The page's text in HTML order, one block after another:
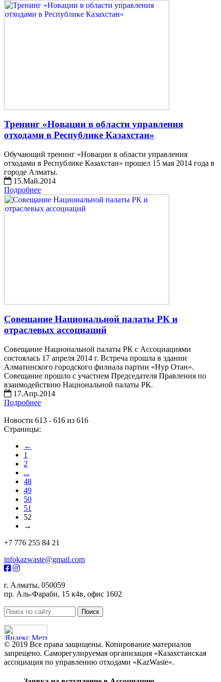
Тренинг «Новации в области управления
отходами в Республике Казахстан»
Обучающий тренинг «Новации в области управления
отходами в Республике Казахстан» прошел 15 мая 2014 года в
городе Алматы.
15.Май.2014
Подробнее
Совещание Национальной палаты РК и
отраслевых ассоциаций
Совещание Национальной палаты РК с Ассоциациями
состоялась 17 апреля 2014 г. Встреча прошла в здании
Алматинского городского филиала партии «Нур Отан».
Совещание прошло с участием Председателя Правления по
взаимодействию Национальной палаты РК.
17.Апр.2014
Подробнее
Новости 613 - 616 из 616
Страницы:
←
1
2
...
48
49
50
51
52
→
+7 776 255 84 21
infokazwaste@gmail.com
г. Алматы, 050059
пр. Аль-Фараби, 15 к4в, офис 1602
© 2019 Все права защищены. Копирование материалов
запрещено. Саморегулируемая организация «Казахстанская
ассоциация по управлению отходами «KazWaste».